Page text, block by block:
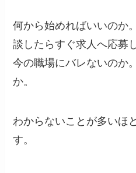
何から始めればいいのか
談したらすぐ求人へ応募
今の職場にバレないのか
か。
わからないことが多いほ
す。